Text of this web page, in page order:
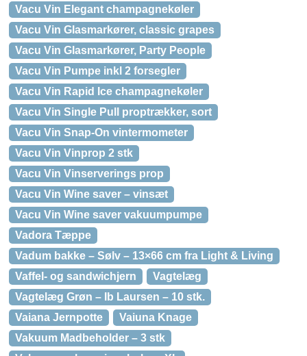
Vacu Vin Elegant champagnekøler
Vacu Vin Glasmarkører, classic grapes
Vacu Vin Glasmarkører, Party People
Vacu Vin Pumpe inkl 2 forsegler
Vacu Vin Rapid Ice champagnekøler
Vacu Vin Single Pull proptrækker, sort
Vacu Vin Snap-On vintermometer
Vacu Vin Vinprop 2 stk
Vacu Vin Vinserverings prop
Vacu Vin Wine saver – vinsæt
Vacu Vin Wine saver vakuumpumpe
Vadora Tæppe
Vadum bakke – Sølv – 13×66 cm fra Light & Living
Vaffel- og sandwichjern
Vagtelæg
Vagtelæg Grøn – Ib Laursen – 10 stk.
Vaiana Jernpotte
Vaiuna Knage
Vakuum Madbeholder – 3 stk